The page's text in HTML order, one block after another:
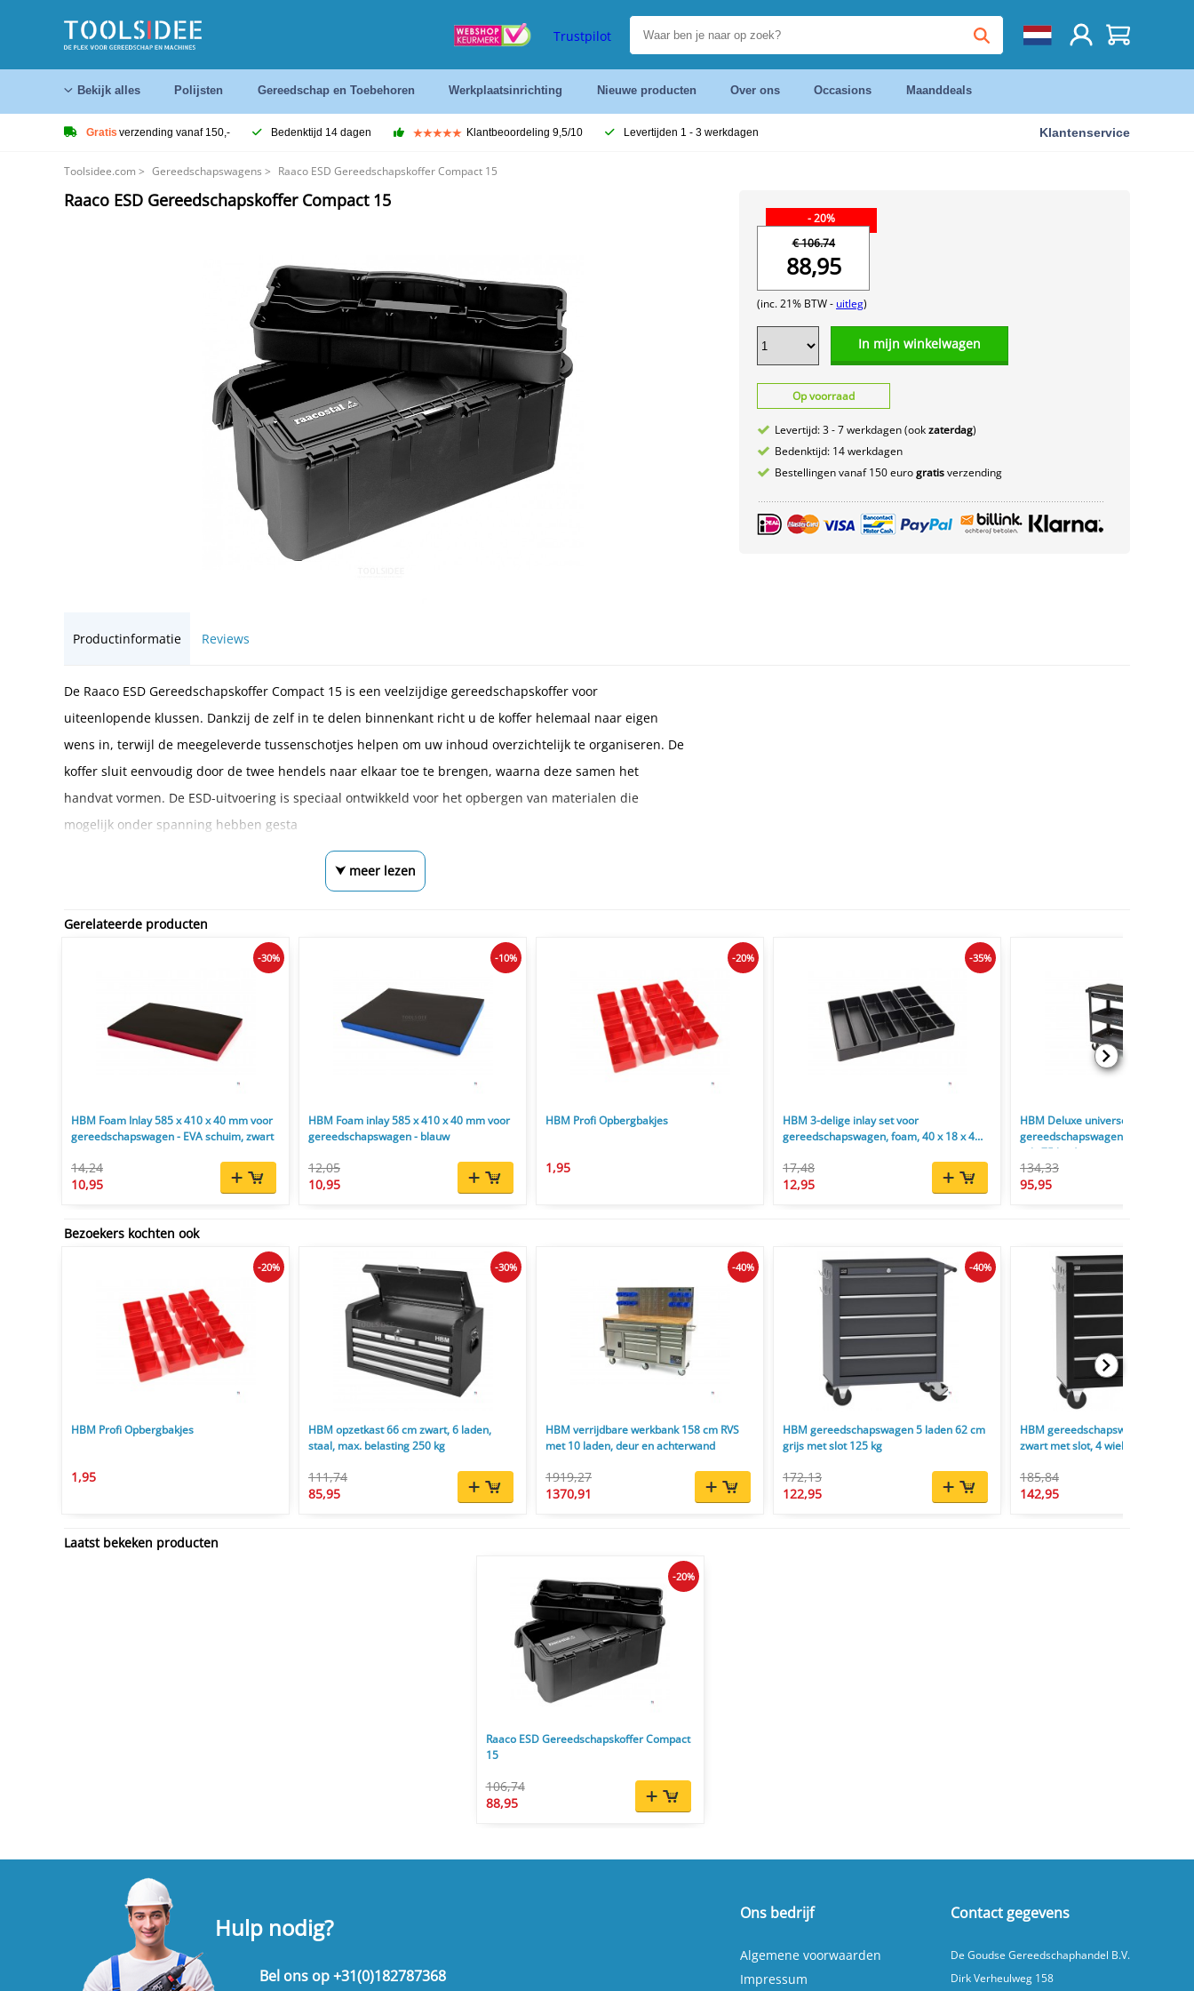
Trustpilot
Bekijk alles Polijsten Gereedschap en Toebehoren Werkplaatsinrichting Nieuwe producten Over ons Occasions Maanddeals
Gratis verzending vanaf 150,- Bedenktijd 14 dagen Klantbeoordeling 9,5/10 Levertijden 1 - 3 werkdagen Klantenservice
Toolsidee.com > Gereedschapswagens > Raaco ESD Gereedschapskoffer Compact 15
Raaco ESD Gereedschapskoffer Compact 15
- 20%
€ 106.74
88,95
(inc. 21% BTW - uitleg)
In mijn winkelwagen
Op voorraad
Levertijd: 3 - 7 werkdagen (ookzaterdag)
Bedenktijd: 14 werkdagen
Bestellingen vanaf 150 eurogratisverzending
Productinformatie Reviews
De Raaco ESD Gereedschapskoffer Compact 15 is een veelzijdige gereedschapskoffer voor
uiteenlopende klussen. Dankzij de zelf in te delen binnenkant richt u de koffer helemaal naar eigen
wens in, terwijl de meegeleverde tussenschotjes helpen om uw inhoud overzichtelijk te organiseren. De
koffer sluit eenvoudig door de twee hendels naar elkaar toe te brengen, waarna deze samen het
handvat vormen. De ESD-uitvoering is speciaal ontwikkeld voor het opbergen van materialen die
mogelijk onder spanning hebben gesta
⮟ meer lezen
Gerelateerde producten
HBM Foam Inlay 585 x 410 x 40 mm voor
gereedschapswagen - EVA schuim, zwart
14,24
10,95
-30%
HBM Foam inlay 585 x 410 x 40 mm voor
gereedschapswagen - blauw
12,05
10,95
-10%
HBM Profi Opbergbakjes
1,95
-20%
HBM 3-delige inlay set voor
gereedschapswagen, foam, 40 x 18 x 4
17,48
12,95
-35%
HBM Deluxe universele
gereedschapswagen 3-laags met
rek, 75 kg draagvermogen
134,33
95,95
Bezoekers kochten ook
HBM Profi Opbergbakjes
1,95
-20%
HBM opzetkast 66 cm zwart, 6 laden,
staal, max. belasting 250 kg
111,74
85,95
-30%
HBM verrijdbare werkbank 158 cm RVS
met 10 laden, deur en achterwand
1919,27
1370,91
-40%
HBM gereedschapswagen 5 laden 62 cm
grijs met slot 125 kg
172,13
122,95
-40%
HBM gereedschapswagen 5 laden
zwart met slot, 4 wielen, 125 mm
185,84
142,95
Laatst bekeken producten
Raaco ESD Gereedschapskoffer Compact
15
106,74
88,95
-20%
Ons bedrijf
Algemene voorwaarden
Impressum
Contact gegevens
De Goudse Gereedschaphandel B.V.
Dirk Verheulweg 158
Hulp nodig?
Bel ons op+31(0)182787368